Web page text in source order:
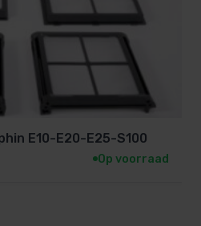
E10-E20-E25-S100
Op voorraad